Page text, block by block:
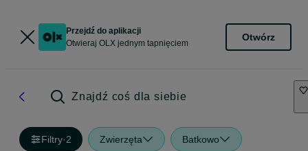
Przejdź do aplikacji
Otwieraj OLX jednym tapnięciem
Otwórz
Znajdź coś dla siebie
Filtry·2 Zwierzęta Batkowo